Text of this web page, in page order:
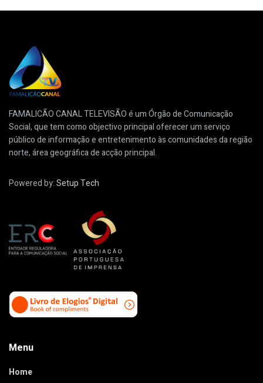
FAMALICÃO CANAL TELEVISÃO é um Órgão de Comunicação
Social, que tem como objectivo principal oferecer um serviço
público de informação e entretenimento às comunidades da região
norte, área geográfica de acção principal.
Powered by:Setup Tech
Menu
Home